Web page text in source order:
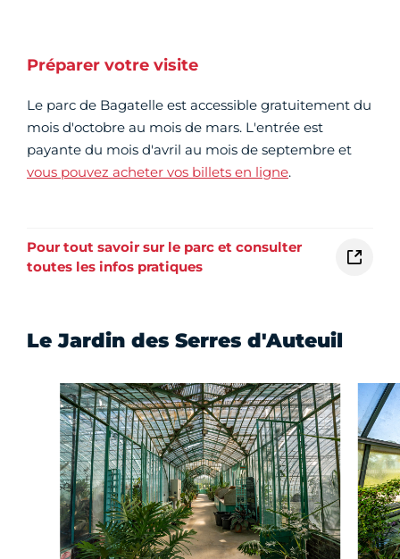
Préparer votre visite
Le parc de Bagatelle est accessible gratuitement du
mois d'octobre au mois de mars. L'entrée est
payante du mois d'avril au mois de septembre et
vous pouvez acheter vos billets en ligne.
Pour tout savoir sur le parc et consulter
toutes les infos pratiques
Le Jardin des Serres d'Auteuil